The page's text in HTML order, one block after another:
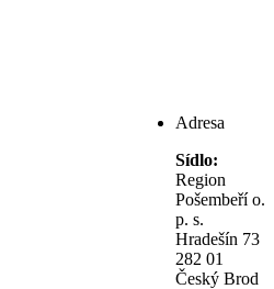
Adresa
Sídlo:
Region
Pošembeří o.
p. s.
Hradešín 73
282 01
Český Brod